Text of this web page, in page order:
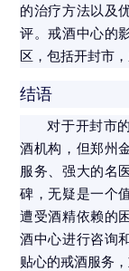
的治疗方法以及
评。戒酒中心的
区，包括开封市
结语
对于开封市
酒机构，但郑州
服务、强大的名
碑，无疑是一个
遭受酒精依赖的
酒中心进行咨询
贴心的戒酒服务